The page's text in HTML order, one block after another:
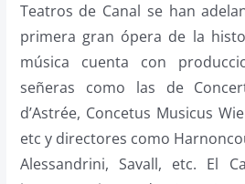
Teatros de Canal se han
primera gran ópera de la
música cuenta con
señeras como las de
d’Astrée, Concetus Musicus
etc y directores como
Alessandrini, Savall, etc. El